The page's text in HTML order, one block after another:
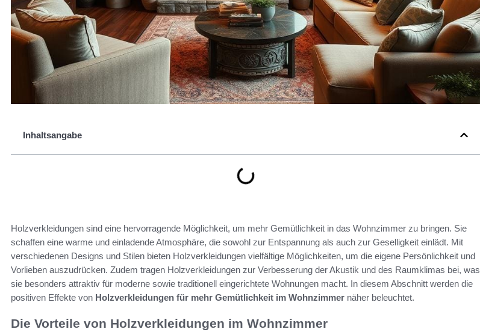
Inhaltsangabe
Holzverkleidungen sind eine hervorragende Möglichkeit, um mehr Gemütlichkeit in das Wohnzimmer zu bringen. Sie
schaffen eine warme und einladende Atmosphäre, die sowohl zur Entspannung als auch zur Geselligkeit einlädt. Mit
verschiedenen Designs und Stilen bieten Holzverkleidungen vielfältige Möglichkeiten, um die eigene Persönlichkeit und
Vorlieben auszudrücken. Zudem tragen Holzverkleidungen zur Verbesserung der Akustik und des Raumklimas bei, was
sie besonders attraktiv für moderne sowie traditionell eingerichtete Wohnungen macht. In diesem Abschnitt werden die
positiven Effekte von Holzverkleidungen für mehr Gemütlichkeit im Wohnzimmer näher beleuchtet.
Die Vorteile von Holzverkleidungen im Wohnzimmer